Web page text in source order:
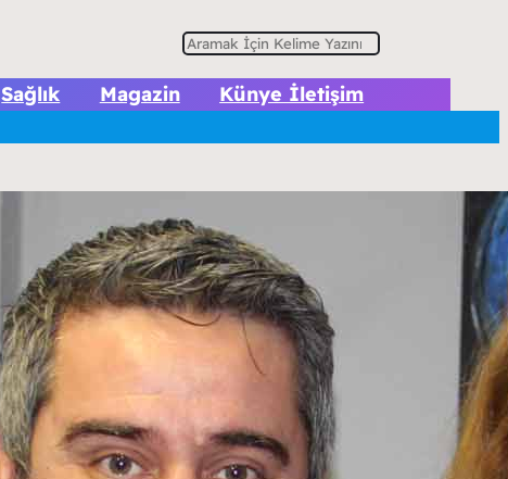
A
r
a
Sağlık Magazin
Künye İletişim